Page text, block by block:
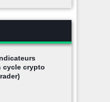
cycle crypto